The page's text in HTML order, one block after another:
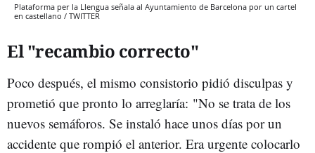
Plataforma per la Llengua señala al Ayuntamiento de Barcelona por un cartel
en castellano / TWITTER
El "recambio correcto"
Poco después, el mismo consistorio pidió disculpas y
prometió que pronto lo arreglaría: "No se trata de los
nuevos semáforos. Se instaló hace unos días por un
accidente que rompió el anterior. Era urgente colocarlo